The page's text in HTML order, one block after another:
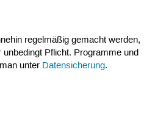
regelmäßig gemacht werden,
Pflicht. Programme und
unter Datensicherung.